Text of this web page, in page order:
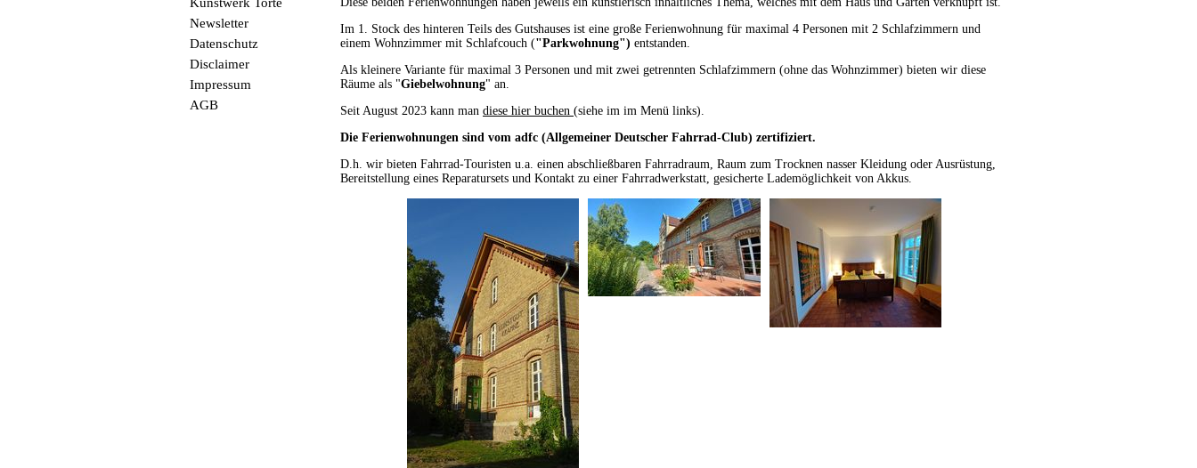
Newsletter
Datenschutz
Disclaimer
Impressum
AGB
Im 1. Stock des hinteren Teils des Gutshauses ist eine große Ferienwohnung für maximal 4 Personen mit 2 Schlafzimmern und
einem Wohnzimmer mit Schlafcouch ("Parkwohnung") entstanden.
Als kleinere Variante für maximal 3 Personen und mit zwei getrennten Schlafzimmern (ohne das Wohnzimmer) bieten wir diese
Räume als "Giebelwohnung" an.
Seit August 2023 kann man diese hier buchen (siehe im im Menü links).
Die Ferienwohnungen sind vom adfc (Allgemeiner Deutscher Fahrrad-Club) zertifiziert.
D.h. wir bieten Fahrrad-Touristen u.a. einen abschließbaren Fahrradraum, Raum zum Trocknen nasser Kleidung oder Ausrüstung,
Bereitstellung eines Reparatursets und Kontakt zu einer Fahrradwerkstatt, gesicherte Lademöglichkeit von Akkus.